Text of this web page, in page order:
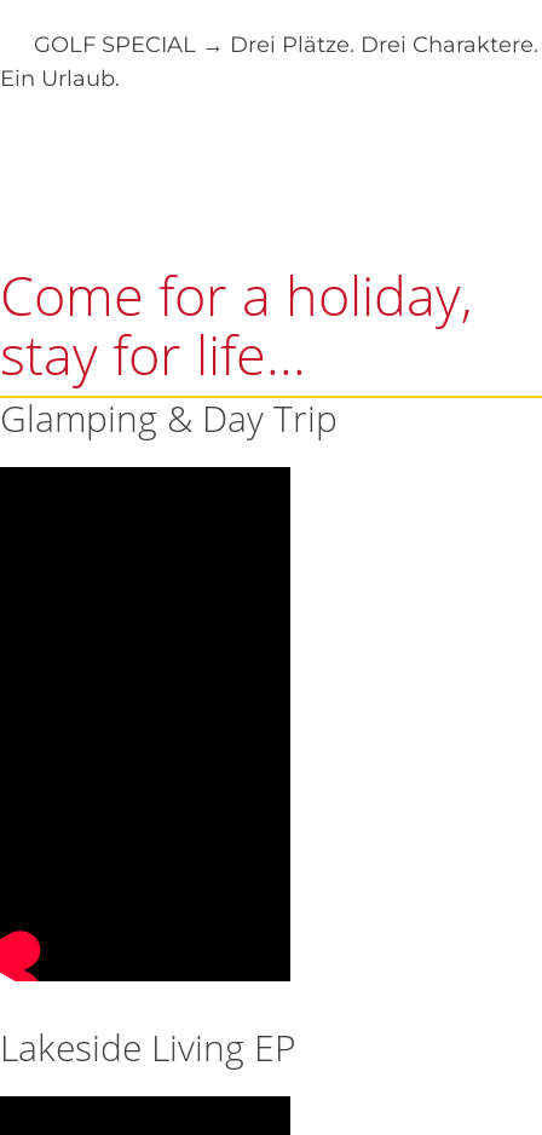
GOLF SPECIAL → Drei Plätze. Drei Charaktere.
Ein Urlaub.
Come for a holiday,
stay for life...
Glamping & Day Trip
Lakeside Living EP